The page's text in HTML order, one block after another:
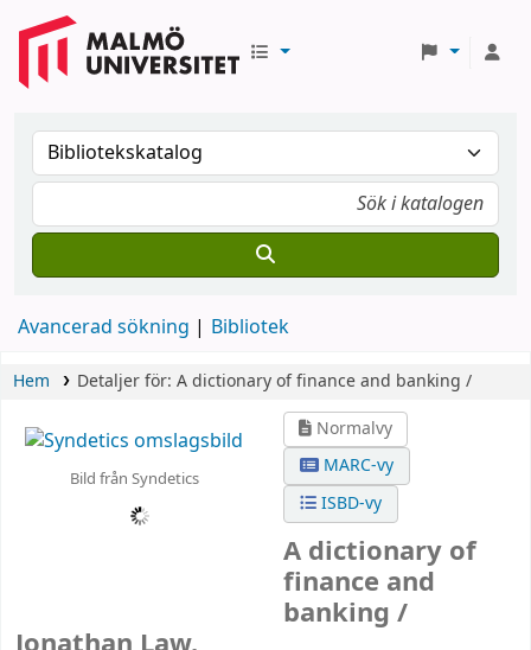
Avancerad sökning Bibliotek
Hem Detaljer för: A dictionary of finance and banking /
Bild från Syndetics
Normalvy
MARC-vy
ISBD-vy
A dictionary of
finance and
banking /